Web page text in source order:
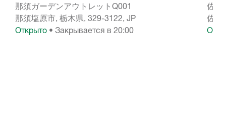
那須ガーデンアウトレットQ001
那須塩原市, 栃木県, 329-3122, JP
Открыто • Закрывается в 20:00
佐野
佐野